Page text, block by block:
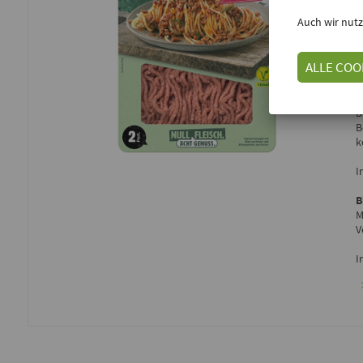
Auch wir
ALLE